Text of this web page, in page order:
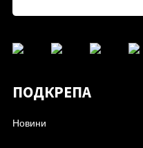
ПОДКРЕПА
Новини